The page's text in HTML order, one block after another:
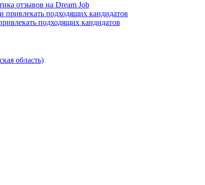
отзывов на Dream Job
подходящих кандидатов
область)